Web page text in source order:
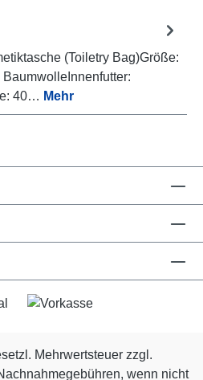
(Toiletry Bag)Größe:
40… Mehr
Mehrwertsteuer zzgl.
wenn nicht